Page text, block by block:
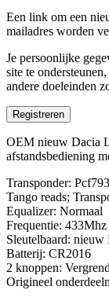
Een link om een
mailadres worden
Je persoonlijke
site te
andere doeleinden
Registreren
OEM nieuw Dacia
afstandsbediening
Transponder:
Tango reads;
Equalizer: Normaal
Frequentie: 433Mhz
Sleutelbaard:
Batterij: CR2016
2 knoppen:
Origineel